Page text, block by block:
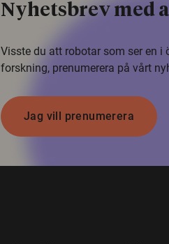
Nyhetsbrev med
Visste du att robotar som ser en
forskning, prenumerera på vårt
Jag vill prenumerera